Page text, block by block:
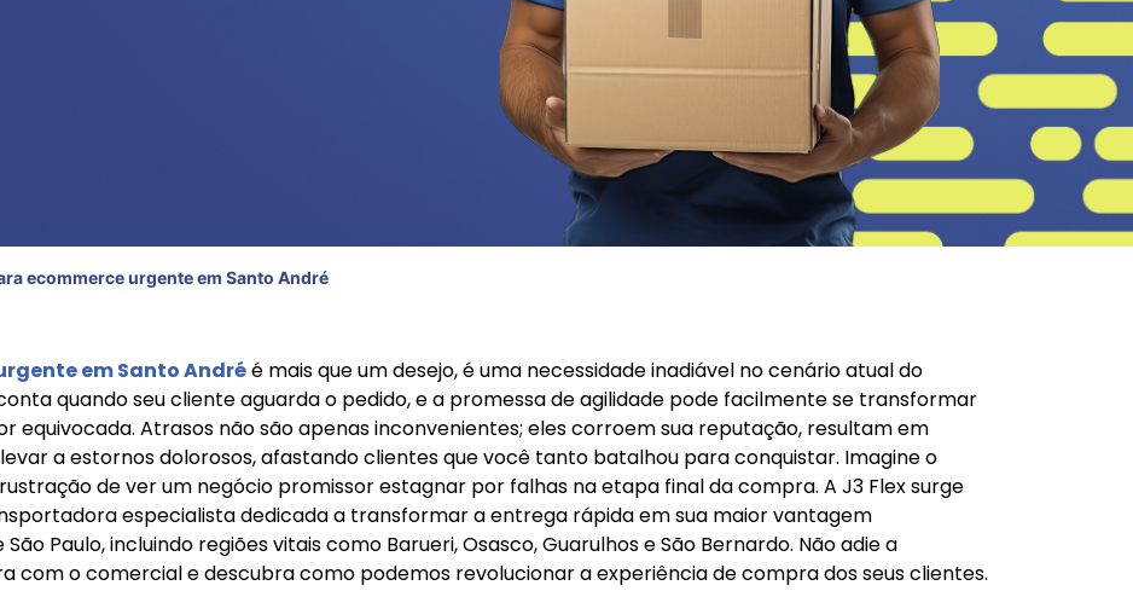
ecommerce urgente em Santo André
em Santo Andréé mais que um desejo, é uma necessidade inadiável no cenário atual do
quando seu cliente aguarda o pedido, e a promessa de agilidade pode facilmente se transformar
equivocada. Atrasos não são apenas inconvenientes; eles corroem sua reputação, resultam em
a estornos dolorosos, afastando clientes que você tanto batalhou para conquistar. Imagine o
de ver um negócio promissor estagnar por falhas na etapa final da compra. A J3 Flex surge
especialista dedicada a transformar a entrega rápida em sua maior vantagem
Paulo, incluindo regiões vitais como Barueri, Osasco, Guarulhos e São Bernardo. Não adie a
com o comercial e descubra como podemos revolucionar a experiência de compra dos seus clientes.